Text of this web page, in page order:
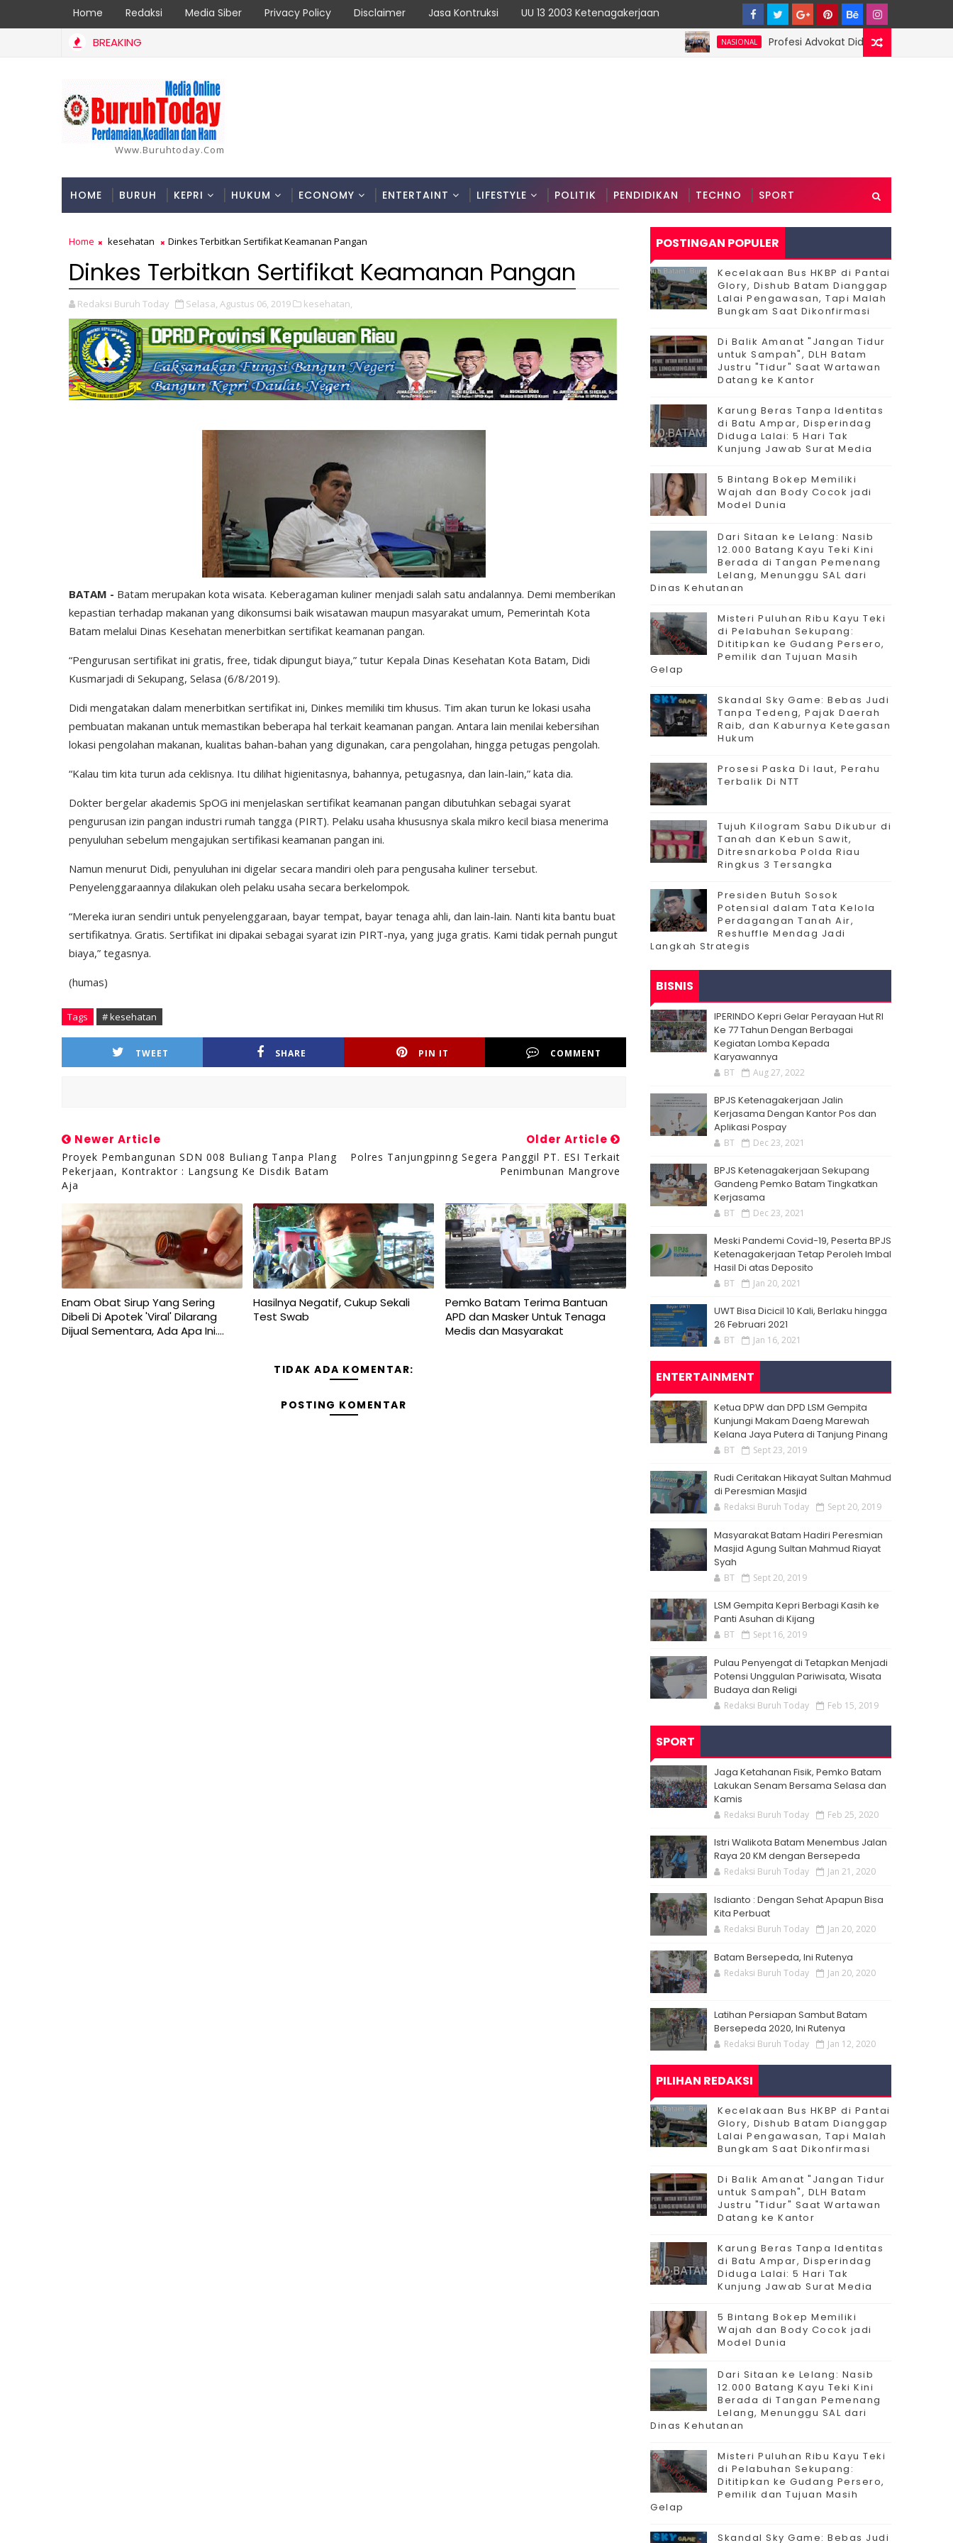
Home Redaksi Media Siber Privacy Policy Disclaimer Jasa Kontruksi UU 13 2003 Ketenagakerjaan
BREAKING NASIONAL
Profesi Advokat Diduga Dilecehkan Saat
Www.buruhtoday.com
HOME BURUH KEPRI HUKUM ECONOMY ENTERTAINT LIFESTYLE POLITIK PENDIDIKAN TECHNO SPORT
Home kesehatan Dinkes Terbitkan Sertifikat Keamanan Pangan
Dinkes Terbitkan Sertifikat Keamanan Pangan
Redaksi Buruh Today Selasa, Agustus 06, 2019 kesehatan,
BATAM - Batam merupakan kota wisata. Keberagaman kuliner menjadi salah satu andalannya. Demi memberikan
kepastian terhadap makanan yang dikonsumsi baik wisatawan maupun masyarakat umum, Pemerintah Kota
Batam melalui Dinas Kesehatan menerbitkan sertifikat keamanan pangan.
“Pengurusan sertifikat ini gratis, free, tidak dipungut biaya,” tutur Kepala Dinas Kesehatan Kota Batam, Didi
Kusmarjadi di Sekupang, Selasa (6/8/2019).
Didi mengatakan dalam menerbitkan sertifikat ini, Dinkes memiliki tim khusus. Tim akan turun ke lokasi usaha
pembuatan makanan untuk memastikan beberapa hal terkait keamanan pangan. Antara lain menilai kebersihan
lokasi pengolahan makanan, kualitas bahan-bahan yang digunakan, cara pengolahan, hingga petugas pengolah.
“Kalau tim kita turun ada ceklisnya. Itu dilihat higienitasnya, bahannya, petugasnya, dan lain-lain,” kata dia.
Dokter bergelar akademis SpOG ini menjelaskan sertifikat keamanan pangan dibutuhkan sebagai syarat
pengurusan izin pangan industri rumah tangga (PIRT). Pelaku usaha khususnya skala mikro kecil biasa menerima
penyuluhan sebelum mengajukan sertifikasi keamanan pangan ini.
Namun menurut Didi, penyuluhan ini digelar secara mandiri oleh para pengusaha kuliner tersebut.
Penyelenggaraannya dilakukan oleh pelaku usaha secara berkelompok.
“Mereka iuran sendiri untuk penyelenggaraan, bayar tempat, bayar tenaga ahli, dan lain-lain. Nanti kita bantu buat
sertifikatnya. Gratis. Sertifikat ini dipakai sebagai syarat izin PIRT-nya, yang juga gratis. Kami tidak pernah pungut
biaya,” tegasnya.
(humas)
Tags # kesehatan
TWEET SHARE PIN IT COMMENT
Newer Article
Proyek Pembangunan SDN 008 Buliang Tanpa Plang
Pekerjaan, Kontraktor : Langsung Ke Disdik Batam
Aja
Older Article
Polres Tanjungpinng Segera Panggil PT. ESI Terkait
Penimbunan Mangrove
Enam Obat Sirup Yang Sering
Dibeli Di Apotek 'Viral' Dilarang
Dijual Sementara, Ada Apa Ini....
Hasilnya Negatif, Cukup Sekali
Test Swab
Pemko Batam Terima Bantuan
APD dan Masker Untuk Tenaga
Medis dan Masyarakat
TIDAK ADA KOMENTAR:
POSTING KOMENTAR
POSTINGAN POPULER
Kecelakaan Bus HKBP di Pantai
Glory, Dishub Batam Dianggap
Lalai Pengawasan, Tapi Malah
Bungkam Saat Dikonfirmasi
Di Balik Amanat "Jangan Tidur
untuk Sampah", DLH Batam
Justru "Tidur" Saat Wartawan
Datang ke Kantor
Karung Beras Tanpa Identitas
di Batu Ampar, Disperindag
Diduga Lalai: 5 Hari Tak
Kunjung Jawab Surat Media
5 Bintang Bokep Memiliki
Wajah dan Body Cocok jadi
Model Dunia
Dari Sitaan ke Lelang: Nasib
12.000 Batang Kayu Teki Kini
Berada di Tangan Pemenang
Lelang, Menunggu SAL dari
Dinas Kehutanan
Misteri Puluhan Ribu Kayu Teki
di Pelabuhan Sekupang:
Dititipkan ke Gudang Persero,
Pemilik dan Tujuan Masih
Gelap
Skandal Sky Game: Bebas Judi
Tanpa Tedeng, Pajak Daerah
Raib, dan Kaburnya Ketegasan
Hukum
Prosesi Paska Di laut, Perahu
Terbalik Di NTT
Tujuh Kilogram Sabu Dikubur di
Tanah dan Kebun Sawit,
Ditresnarkoba Polda Riau
Ringkus 3 Tersangka
Presiden Butuh Sosok
Potensial dalam Tata Kelola
Perdagangan Tanah Air,
Reshuffle Mendag Jadi
Langkah Strategis
BISNIS
IPERINDO Kepri Gelar Perayaan Hut RI
Ke 77 Tahun Dengan Berbagai
Kegiatan Lomba Kepada
Karyawannya
BT Aug 27, 2022
BPJS Ketenagakerjaan Jalin
Kerjasama Dengan Kantor Pos dan
Aplikasi Pospay
BT Dec 23, 2021
BPJS Ketenagakerjaan Sekupang
Gandeng Pemko Batam Tingkatkan
Kerjasama
BT Dec 23, 2021
Meski Pandemi Covid-19, Peserta BPJS
Ketenagakerjaan Tetap Peroleh Imbal
Hasil Di atas Deposito
BT Jan 20, 2021
UWT Bisa Dicicil 10 Kali, Berlaku hingga
26 Februari 2021
BT Jan 16, 2021
ENTERTAINMENT
Ketua DPW dan DPD LSM Gempita
Kunjungi Makam Daeng Marewah
Kelana Jaya Putera di Tanjung Pinang
BT Sept 23, 2019
Rudi Ceritakan Hikayat Sultan Mahmud
di Peresmian Masjid
Redaksi Buruh Today Sept 20, 2019
Masyarakat Batam Hadiri Peresmian
Masjid Agung Sultan Mahmud Riayat
Syah
BT Sept 20, 2019
LSM Gempita Kepri Berbagi Kasih ke
Panti Asuhan di Kijang
BT Sept 16, 2019
Pulau Penyengat di Tetapkan Menjadi
Potensi Unggulan Pariwisata, Wisata
Budaya dan Religi
Redaksi Buruh Today Feb 15, 2019
SPORT
Jaga Ketahanan Fisik, Pemko Batam
Lakukan Senam Bersama Selasa dan
Kamis
Redaksi Buruh Today Feb 25, 2020
Istri Walikota Batam Menembus Jalan
Raya 20 KM dengan Bersepeda
Redaksi Buruh Today Jan 21, 2020
Isdianto : Dengan Sehat Apapun Bisa
Kita Perbuat
Redaksi Buruh Today Jan 20, 2020
Batam Bersepeda, Ini Rutenya
Redaksi Buruh Today Jan 20, 2020
Latihan Persiapan Sambut Batam
Bersepeda 2020, Ini Rutenya
Redaksi Buruh Today Jan 12, 2020
PILIHAN REDAKSI
Kecelakaan Bus HKBP di Pantai
Glory, Dishub Batam Dianggap
Lalai Pengawasan, Tapi Malah
Bungkam Saat Dikonfirmasi
Di Balik Amanat "Jangan Tidur
untuk Sampah", DLH Batam
Justru "Tidur" Saat Wartawan
Datang ke Kantor
Karung Beras Tanpa Identitas
di Batu Ampar, Disperindag
Diduga Lalai: 5 Hari Tak
Kunjung Jawab Surat Media
5 Bintang Bokep Memiliki
Wajah dan Body Cocok jadi
Model Dunia
Dari Sitaan ke Lelang: Nasib
12.000 Batang Kayu Teki Kini
Berada di Tangan Pemenang
Lelang, Menunggu SAL dari
Dinas Kehutanan
Misteri Puluhan Ribu Kayu Teki
di Pelabuhan Sekupang:
Dititipkan ke Gudang Persero,
Pemilik dan Tujuan Masih
Gelap
Skandal Sky Game: Bebas Judi